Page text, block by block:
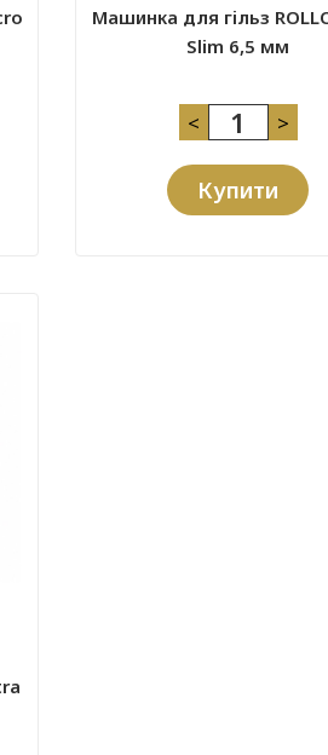
Машинка для гільз
Slim 6,5 мм
< >
Купити